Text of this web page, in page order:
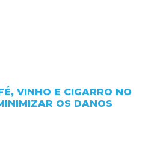
VINHO E CIGARRO NO
OS DANOS